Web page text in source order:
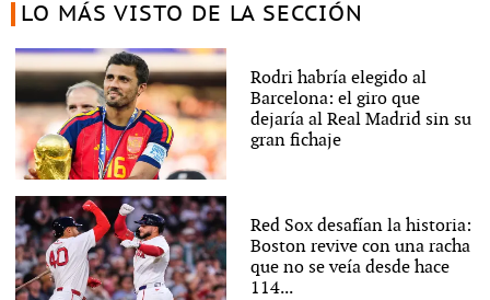
LO MÁS VISTO DE LA SECCIÓN
Rodri habría elegido al
Barcelona: el giro que
dejaría al Real Madrid sin su
gran fichaje
Red Sox desafían la historia:
Boston revive con una racha
que no se veía desde hace
114...